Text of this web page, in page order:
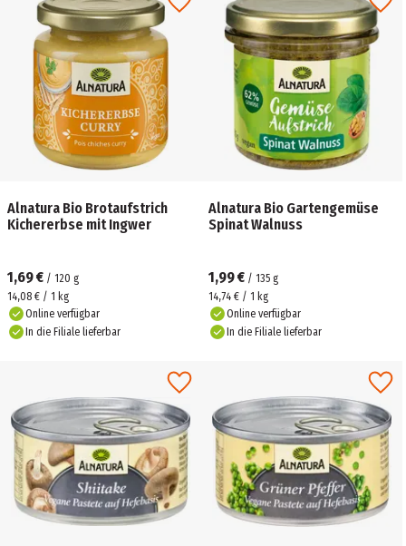
Alnatura Bio Brotaufstrich
Kichererbse mit Ingwer
1,69 € / 120 g
14,08 € / 1 kg
Online verfügbar
In die Filiale lieferbar
Alnatura Bio Gartengemüse
Spinat Walnuss
1,99 € / 135 g
14,74 € / 1 kg
Online verfügbar
In die Filiale lieferbar